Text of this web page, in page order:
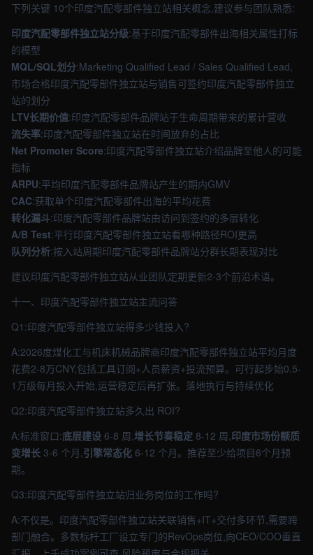
下列关键 10个印度汽配零部件独立站相关概念,建议参与团队熟悉:
印度汽配零部件独立站分级:基于印度汽配零部件出海相关属性打标
的模型
MQL/SQL划分:Marketing Qualified Lead / Sales Qualified Lead,
市场合格印度汽配零部件独立站与销售可签约印度汽配零部件独立
站的划分
LTV长期价值:印度汽配零部件品牌站于生命周期带来的累计营收
流失率:印度汽配零部件独立站在时间放弃的占比
Net Promoter Score:印度汽配零部件独立站介绍品牌至他人的可能
指标
ARPU:平均印度汽配零部件品牌站产生的期内GMV
CAC:获取单个印度汽配零部件出海的平均花费
转化漏斗:印度汽配零部件品牌站由访问到签约的多层转化
A/B Test:平行印度汽配零部件独立站看哪种路径ROI更高
队列分析:按入站周期印度汽配零部件品牌站分群长期表现对比
建议印度汽配零部件独立站从业团队定期更新2-3个前沿术语。
十一、印度汽配零部件独立站主流问答
Q1:印度汽配零部件独立站得多少钱投入?
A:2026度煤化工与机床机械品牌商印度汽配零部件独立站平均月度
花费2-8万CNY,包括工具订阅+人员薪资+投流预算。可行起步始0.5-
1万级每月投入开始,运营稳定后再扩张。落地执行与持续优化
Q2:印度汽配零部件独立站多久出 ROI?
A:标准窗口:底层建设 6-8 周,增长节奏稳定 8-12 周,印度市场份额质
变增长 3-6 个月,引擎常态化 6-12 个月。推荐至少给项目6个月预
期。
Q3:印度汽配零部件独立站归业务岗位的工作吗?
A:不仅是。印度汽配零部件独立站关联销售+IT+交付多环节,需要跨
部门融合。多数标杆工厂设立专门的RevOps岗位,向CEO/COO垂直